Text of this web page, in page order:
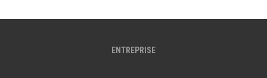
ENTREPRISE